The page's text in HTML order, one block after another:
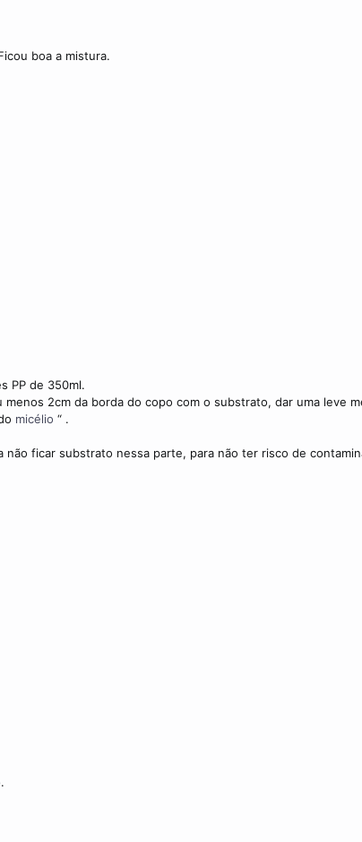
boa a mistura.
PP de 350ml.
2cm da borda do copo com o substrato, dar uma leve
micélio “ .
não ficar substrato nessa parte, para não ter risco de